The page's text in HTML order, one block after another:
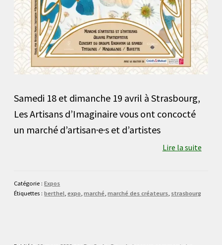
Samedi 18 et dimanche 19 avril à Strasbourg,
Les Artisans d’Imaginaire vous ont concocté
un marché d’artisan·e·s et d’artistes
Lire la suite
Catégorie :Expos
Étiquettes :berthel ,expo ,marché ,marché des créateurs strasbourg